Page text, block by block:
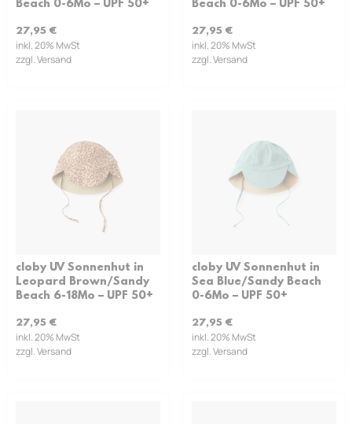
Beach 0-6Mo – UPF 50+
27,95 €
inkl. 20% MwSt
zzgl. Versand
Beach 0-6Mo – UPF 50+
27,95 €
inkl. 20% MwSt
zzgl. Versand
cloby UV Sonnenhut in
Leopard Brown/Sandy
Beach 6-18Mo – UPF 50+
27,95 €
inkl. 20% MwSt
zzgl. Versand
cloby UV Sonnenhut in
Sea Blue/Sandy Beach
0-6Mo – UPF 50+
27,95 €
inkl. 20% MwSt
zzgl. Versand